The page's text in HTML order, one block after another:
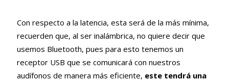
Con respecto a la latencia, esta será de la más mínima,
recuerden que, al ser inalámbrica, no quiere decir que
usemos Bluetooth, pues para esto tenemos un
receptor USB que se comunicará con nuestros
audífonos de manera más eficiente, este tendrá una